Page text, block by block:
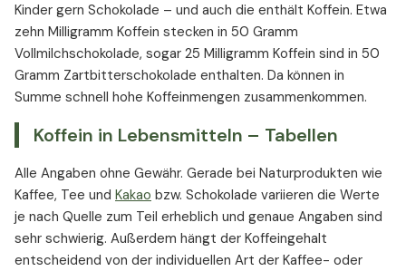
Kinder gern Schokolade – und auch die enthält Koffein. Etwa
zehn Milligramm Koffein stecken in 50 Gramm
Vollmilchschokolade, sogar 25 Milligramm Koffein sind in 50
Gramm Zartbitterschokolade enthalten. Da können in
Summe schnell hohe Koffeinmengen zusammenkommen.
Koffein in Lebensmitteln – Tabellen
Alle Angaben ohne Gewähr. Gerade bei Naturprodukten wie
Kaffee, Tee und Kakao bzw. Schokolade variieren die Werte
je nach Quelle zum Teil erheblich und genaue Angaben sind
sehr schwierig. Außerdem hängt der Koffeingehalt
entscheidend von der individuellen Art der Kaffee- oder